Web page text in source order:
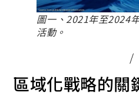
圖一、2021年至2024
活動。
/
區域化戰略的關